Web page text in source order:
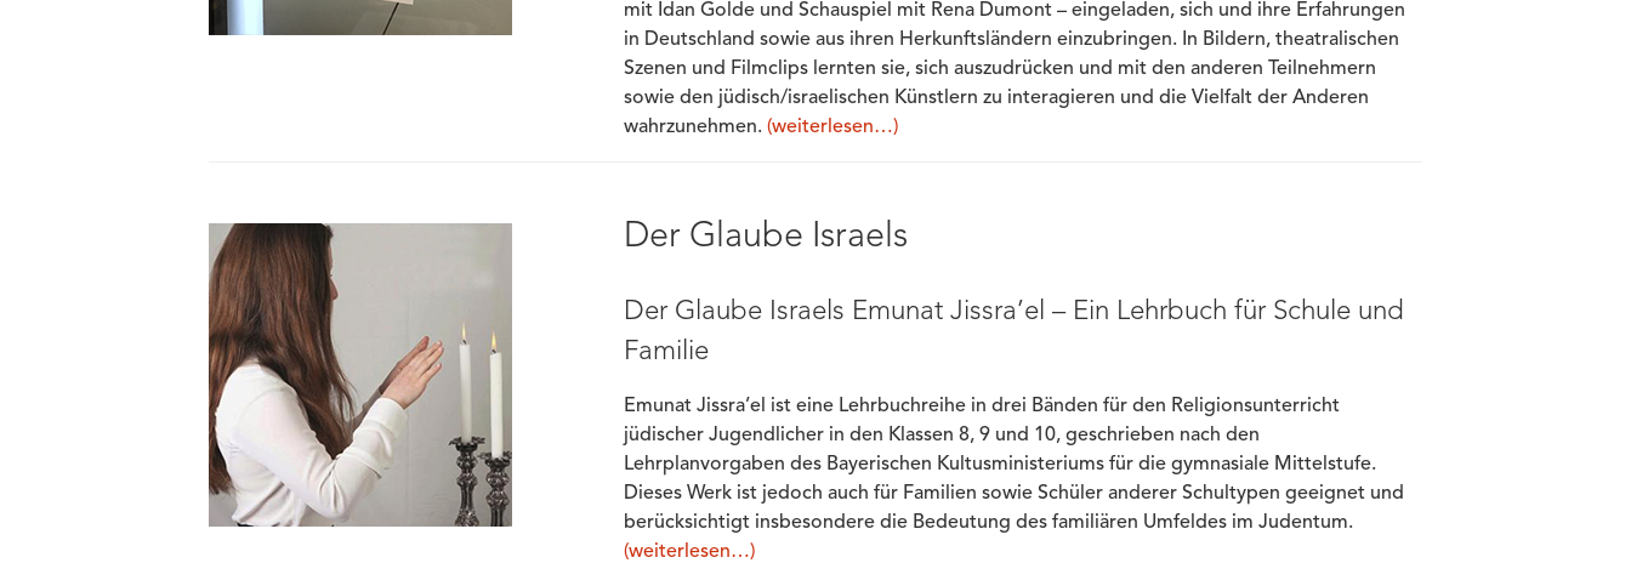
mit Idan Golde und Schauspiel mit Rena Dumont – eingeladen, sich und ihre Erfahrungen
in Deutschland sowie aus ihren Herkunftsländern einzubringen. In Bildern, theatralischen
Szenen und Filmclips lernten sie, sich auszudrücken und mit den anderen Teilnehmern
sowie den jüdisch/israelischen Künstlern zu interagieren und die Vielfalt der Anderen
wahrzunehmen. (weiterlesen…)
Der Glaube Israels
Der Glaube Israels Emunat Jissra’el – Ein Lehrbuch für Schule und
Familie
Emunat Jissra’el ist eine Lehrbuchreihe in drei Bänden für den Religionsunterricht
jüdischer Jugendlicher in den Klassen 8, 9 und 10, geschrieben nach den
Lehrplanvorgaben des Bayerischen Kultusministeriums für die gymnasiale Mittelstufe.
Dieses Werk ist jedoch auch für Familien sowie Schüler anderer Schultypen geeignet und
berücksichtigt insbesondere die Bedeutung des familiären Umfeldes im Judentum.
(weiterlesen…)